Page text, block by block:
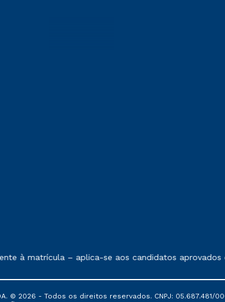
de prestação de serviços
à matrícula – aplica-se aos candidatos
© 2026 - Todos os direitos reservados. CNPJ: 05.687.481/